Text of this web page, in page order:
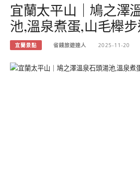
宜蘭太平山｜鳩之澤
池,溫泉煮蛋,山毛櫸
宜蘭景點 省錢旅遊達人 2025-11-20